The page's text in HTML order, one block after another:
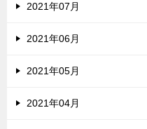
2021年07月
2021年06月
2021年05月
2021年04月